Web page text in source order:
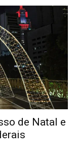
de Natal e